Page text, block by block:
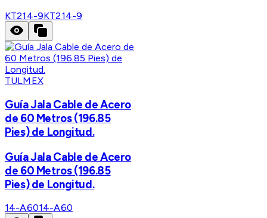
KT214-9KT214-9
TULMEX
Guía Jala Cable de Acero
de 60 Metros (196.85
Pies) de Longitud.
Guía Jala Cable de Acero
de 60 Metros (196.85
Pies) de Longitud.
14-A6014-A60